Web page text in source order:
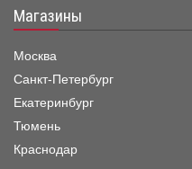
Магазины
Москва
Санкт-Петербург
Екатеринбург
Тюмень
Краснодар